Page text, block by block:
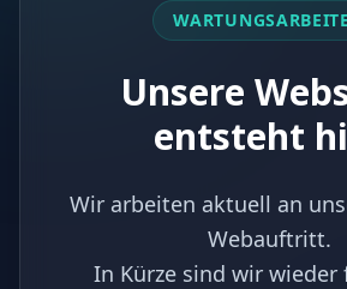
Unsere
entsteht
Wir arbeiten aktuell an
Webauftritt.
In Kürze sind wir wieder